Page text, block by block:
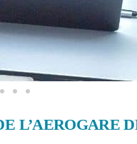
L’AEROGARE